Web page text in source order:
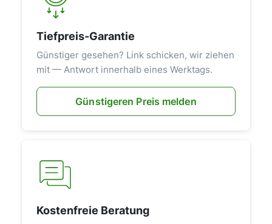
Tiefpreis-Garantie
Günstiger gesehen? Link schicken, wir ziehen
mit — Antwort innerhalb eines Werktags.
Günstigeren Preis melden
Kostenfreie Beratung